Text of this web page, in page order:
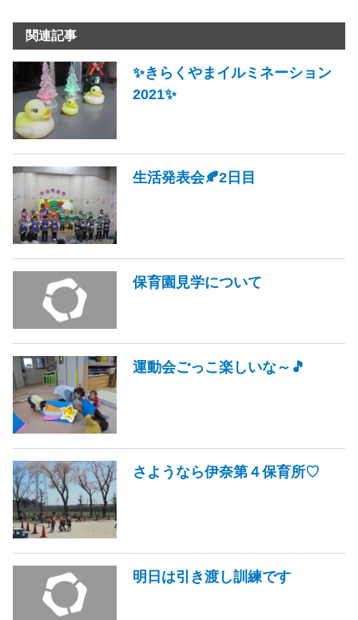
関連記事
✨きらくやまイルミネーション
2021✨
生活発表会🍂2日目
保育園見学について
運動会ごっこ楽しいな～🎵
さようなら伊奈第４保育所♡
明日は引き渡し訓練です